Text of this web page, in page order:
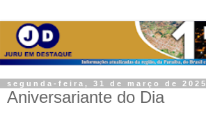
segunda-feira, 31 de março de 2025
Aniversariante do Dia